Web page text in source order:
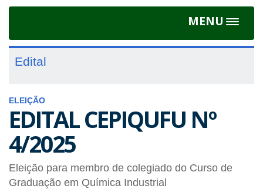
MENU
Toggle
Edital
ELEIÇÃO
EDITAL CEPIQUFU Nº
4/2025
Eleição para membro de colegiado do Curso de
Graduação em Química Industrial